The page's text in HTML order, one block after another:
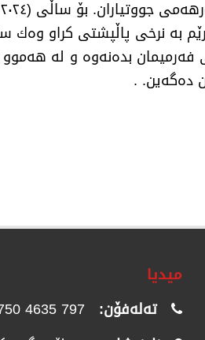
لەماوەی ( ١٥ ) ڕۆژدا وەڵامی
دەگەین. .
میدیا
تەلەفۆن: